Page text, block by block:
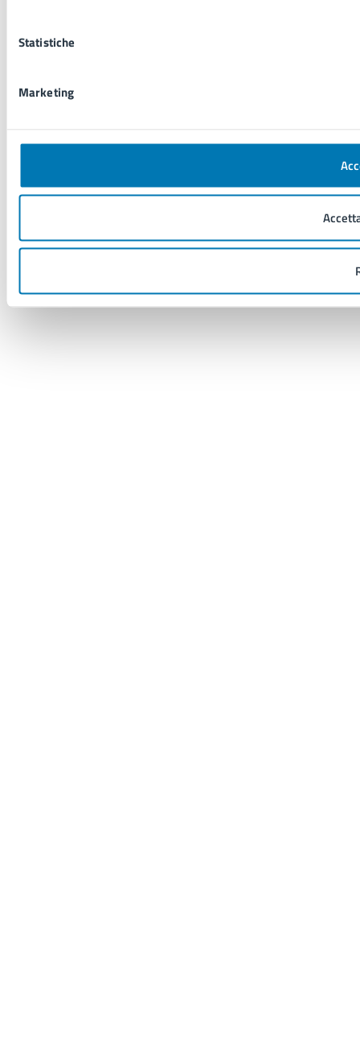
Statistiche
Marketing